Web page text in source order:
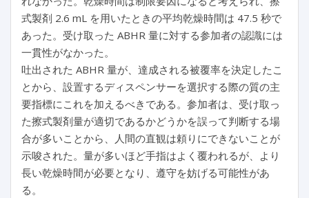
式製剤 2.6 mL を用いたときの平均乾燥時間は 47.5 秒で
あった。受け取った ABHR 量に対する参加者の認識には
一貫性がなかった。
吐出された ABHR 量が、達成される被覆率を決定したこ
とから、設置するディスペンサーを選択する際の質の主
要指標にこれを加えるべきである。参加者は、受け取っ
た擦式製剤量が適切であるかどうかを誤って判断する場
合が多いことから、人間の直観は頼りにできないことが
示唆された。量が多いほど手指はよく覆われるが、より
長い乾燥時間が必要となり、遵守を妨げる可能性があ
る。